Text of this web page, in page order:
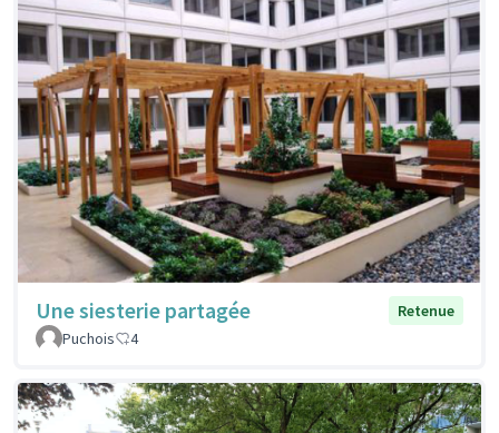
Une siesterie partagée
Retenue
Puchois
4